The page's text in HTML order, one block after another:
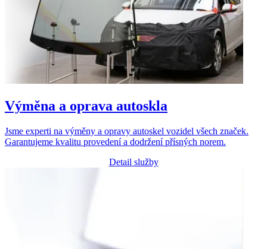
Výměna a oprava autoskla
Jsme experti na výměny a opravy autoskel vozidel všech značek.
Garantujeme kvalitu provedení a dodržení přísných norem.
Detail služby